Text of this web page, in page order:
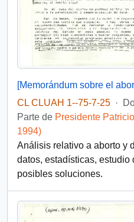
[Memorándum sobre el
CL CLUAH 1--75-7-25 ·
Parte de Presidente
1994)
Análisis relativo a aborto y
datos, estadísticas, estudio
posibles soluciones.